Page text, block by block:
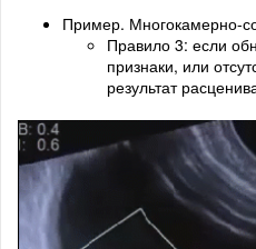
Пример. Многокамерно-
Правило 3: если
признаки, или
результат